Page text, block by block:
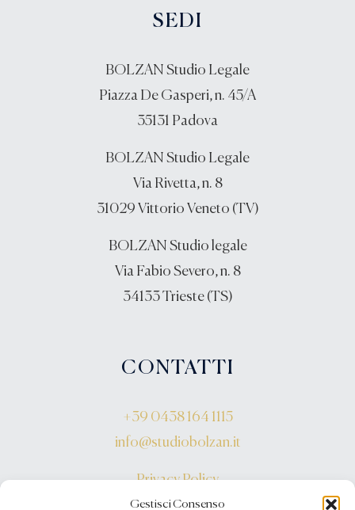
Gestisci Consenso
SEDI
BOLZAN Studio Legale
Piazza De Gasperi, n. 45/A
35131 Padova
BOLZAN Studio Legale
Via Rivetta, n. 8
31029 Vittorio Veneto (TV)
BOLZAN Studio legale
Via Fabio Severo, n. 8
34133 Trieste (TS)
CONTATTI
+39 0438 164 1115
info@studiobolzan.it
Privacy Policy